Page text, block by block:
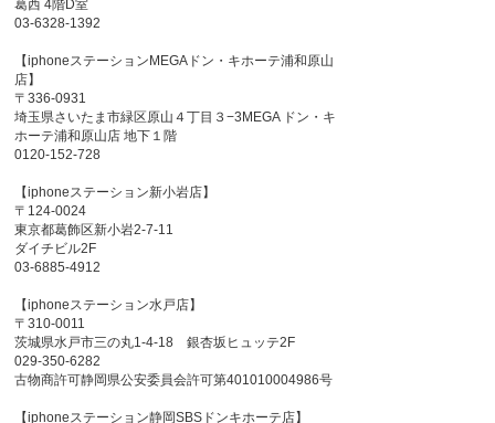
葛西 4階D室
03-6328-1392
【iphoneステーションMEGAドン・キホーテ浦和原山
店】
〒336-0931
埼玉県さいたま市緑区原山４丁目３−3MEGA ドン・キ
ホーテ浦和原山店 地下１階
0120-152-728
【iphoneステーション新小岩店】
〒124-0024
東京都葛飾区新小岩2-7-11
ダイチビル2F
03-6885-4912
【iphoneステーション水戸店】
〒310-0011
茨城県水戸市三の丸1-4-18 銀杏坂ヒュッテ2F
029-350-6282
古物商許可静岡県公安委員会許可第401010004986号
【iphoneステーション静岡SBSドンキホーテ店】